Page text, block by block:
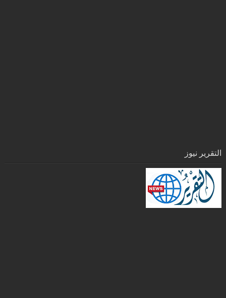
التقرير نيوز